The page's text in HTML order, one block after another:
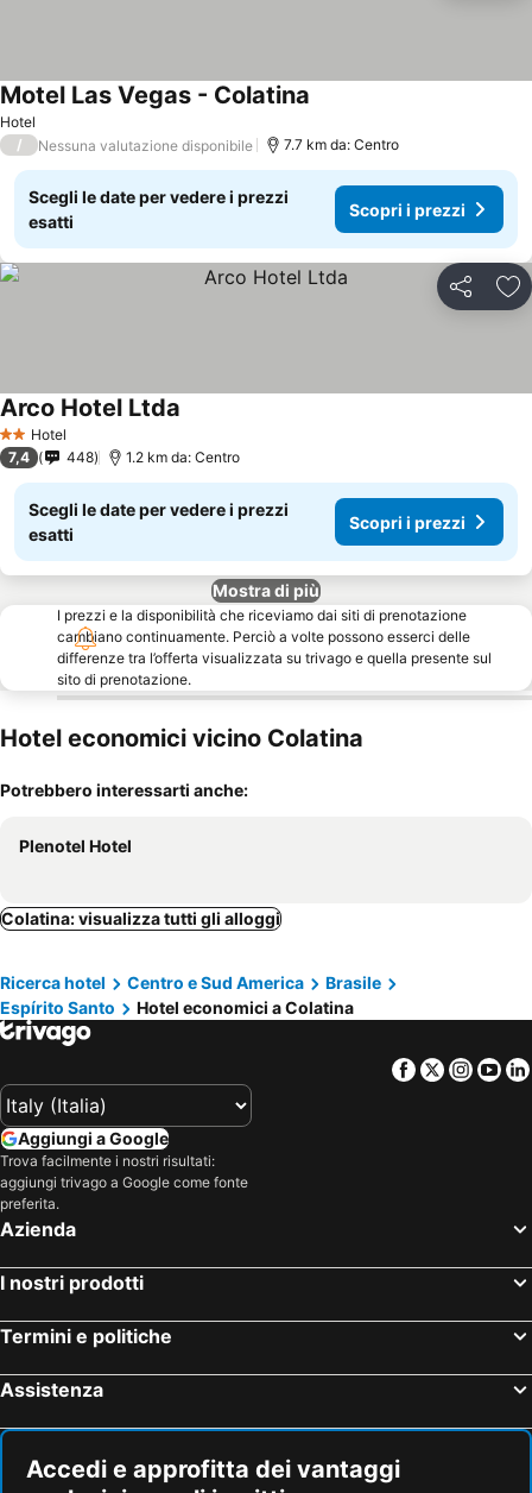
Hotel
Motel Las Vegas - Colatina
/ Nessuna valutazione disponibile 7.7 km da: Centro
Scegli le date per vedere i prezzi
esatti
Scopri i prezzi
Condividi
2 StelleHotel
Arco Hotel Ltda
7,4 448 1.2 km da: Centro
Scegli le date per vedere i prezzi
esatti
Scopri i prezzi
Mostra di più
I prezzi e la disponibilità che riceviamo dai siti di prenotazione
cambiano continuamente. Perciò a volte possono esserci delle
differenze tra l’offerta visualizzata su trivago e quella presente sul
sito di prenotazione.
Hotel economici vicino Colatina
Potrebbero interessarti anche:
Plenotel Hotel
Colatina: visualizza tutti gli alloggi
Ricerca hotel Centro e Sud America
Brasile
Espírito Santo
Hotel economici a Colatina
Facebook
Twitter
Aggiungi a Google
Trova facilmente i nostri risultati:
aggiungi trivago a Google come fonte
preferita.
Azienda
I nostri prodotti
Termini e politiche
Assistenza
Accedi e approfitta dei vantaggi